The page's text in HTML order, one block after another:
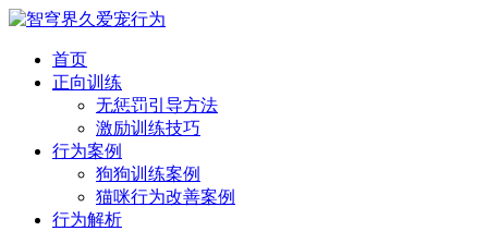
首页
正向训练
无惩罚引导方法
激励训练技巧
行为案例
狗狗训练案例
猫咪行为改善案例
行为解析